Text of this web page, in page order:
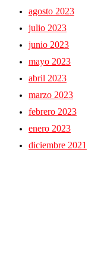
agosto 2023
julio 2023
junio 2023
mayo 2023
abril 2023
marzo 2023
febrero 2023
enero 2023
diciembre 2021